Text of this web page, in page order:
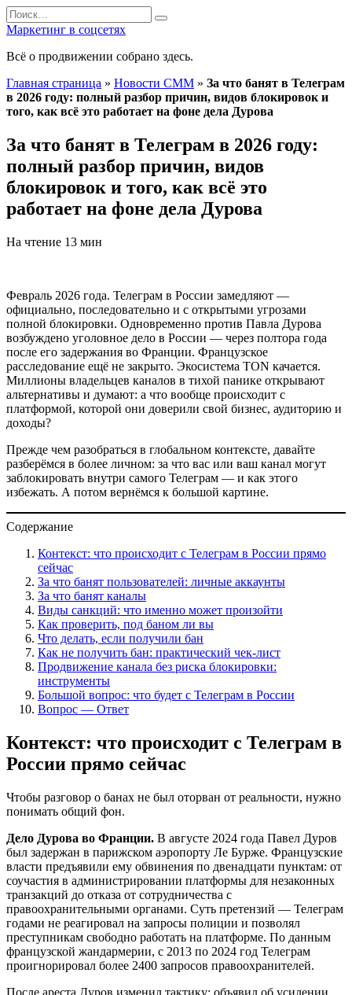
Перейти
к
содержанию
Search
for:
Маркетинг в соцсетях
Всё о продвижении собрано здесь.
Главная страница » Новости СММ » За что банят в Телеграм
в 2026 году: полный разбор причин, видов блокировок и
того, как всё это работает на фоне дела Дурова
За что банят в Телеграм в 2026 году:
полный разбор причин, видов
блокировок и того, как всё это
работает на фоне дела Дурова
На чтение 13 мин
Февраль 2026 года. Телеграм в России замедляют —
официально, последовательно и с открытыми угрозами
полной блокировки. Одновременно против Павла Дурова
возбуждено уголовное дело в России — через полтора года
после его задержания во Франции. Французское
расследование ещё не закрыто. Экосистема TON качается.
Миллионы владельцев каналов в тихой панике открывают
альтернативы и думают: а что вообще происходит с
платформой, которой они доверили свой бизнес, аудиторию и
доходы?
Прежде чем разобраться в глобальном контексте, давайте
разберёмся в более личном: за что вас или ваш канал могут
заблокировать внутри самого Телеграм — и как этого
избежать. А потом вернёмся к большой картине.
Содержание
Контекст: что происходит с Телеграм в России прямо
сейчас
За что банят пользователей: личные аккаунты
За что банят каналы
Виды санкций: что именно может произойти
Как проверить, под баном ли вы
Что делать, если получили бан
Как не получить бан: практический чек-лист
Продвижение канала без риска блокировки:
инструменты
Большой вопрос: что будет с Телеграм в России
Вопрос — Ответ
Контекст: что происходит с Телеграм в
России прямо сейчас
Чтобы разговор о банах не был оторван от реальности, нужно
понимать общий фон.
Дело Дурова во Франции. В августе 2024 года Павел Дуров
был задержан в парижском аэропорту Ле Бурже. Французские
власти предъявили ему обвинения по двенадцати пунктам: от
соучастия в администрировании платформы для незаконных
транзакций до отказа от сотрудничества с
правоохранительными органами. Суть претензий — Телеграм
годами не реагировал на запросы полиции и позволял
преступникам свободно работать на платформе. По данным
французской жандармерии, с 2013 по 2024 год Телеграм
проигнорировал более 2400 запросов правоохранителей.
После ареста Дуров изменил тактику: объявил об усилении